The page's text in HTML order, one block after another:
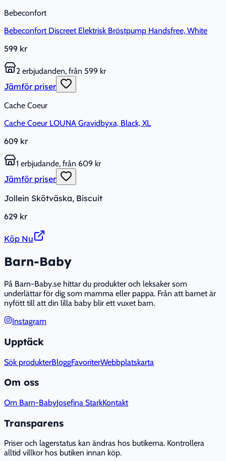
Bebeconfort
Bebeconfort Discreet Elektrisk Bröstpump Handsfree, White
599 kr
2 erbjudanden, från 599 kr
Jämför priser
Cache Coeur
Cache Coeur LOUNA Gravidbyxa, Black, XL
609 kr
1 erbjudande, från 609 kr
Jämför priser
Jollein Skötväska, Biscuit
629 kr
Köp Nu
Barn-Baby
På Barn-Baby.se hittar du produkter och leksaker som
underlättar för dig som mamma eller pappa. Från att barnet är
nyfött till att din lilla baby blir ett vuxet barn.
Instagram
Upptäck
Sök produkterBloggFavoriterWebbplatskarta
Om oss
Om Barn-BabyJosefina StarkKontakt
Transparens
Priser och lagerstatus kan ändras hos butikerna. Kontrollera
alltid villkor hos butiken innan köp.